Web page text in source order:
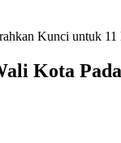
Kunci untuk
Kota